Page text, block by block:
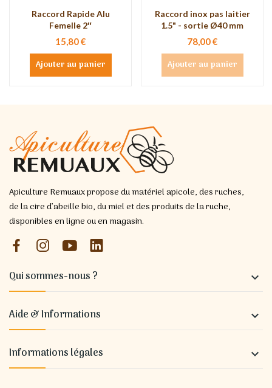
Raccord Rapide Alu
Femelle 2″
15,80 €
Ajouter au panier
Raccord inox pas laitier
1.5" - sortie Ø40 mm
78,00 €
Ajouter au panier
Apiculture Remuaux propose du matériel apicole, des ruches,
de la cire d’abeille bio, du miel et des produits de la ruche,
disponibles en ligne ou en magasin.
Qui sommes-nous ? 
Aide & Informations 
Informations légales 